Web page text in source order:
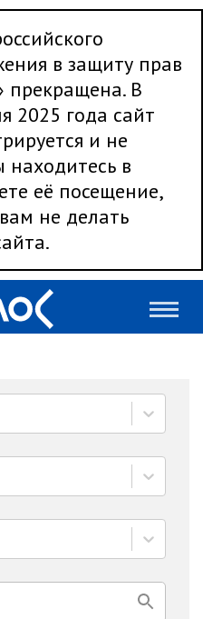
в защиту прав
прекращена. В
2025 года сайт
и не
находитесь в
её посещение,
не делать